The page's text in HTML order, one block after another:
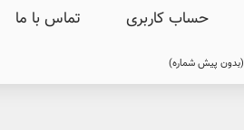
حساب کاربری تماس با ما
(بدون پیش شماره)